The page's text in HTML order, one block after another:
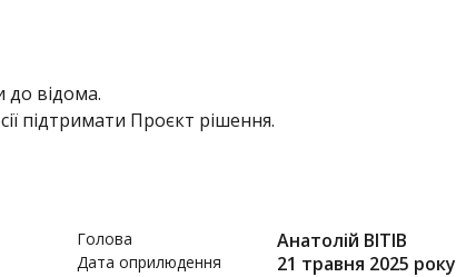
до відома.
підтримати Проєкт рішення.
Голова Анатолій ВІТІВ
Дата оприлюдення 21 травня 2025 року